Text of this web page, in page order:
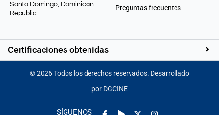
Santo Domingo, Dominican
Republic
Preguntas frecuentes
Certificaciones obtenidas
©2026Todos los derechos reservados. Desarrollado
por DGCINE
SÍGUENOS
Facebook-
Play Instagram